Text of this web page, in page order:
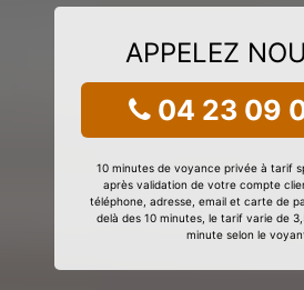
APPELEZ
04 23 09
10 minutes de voyance privée à tarif
après validation de votre compte
téléphone, adresse, email et carte de
delà des 10 minutes, le tarif varie de
minute selon le